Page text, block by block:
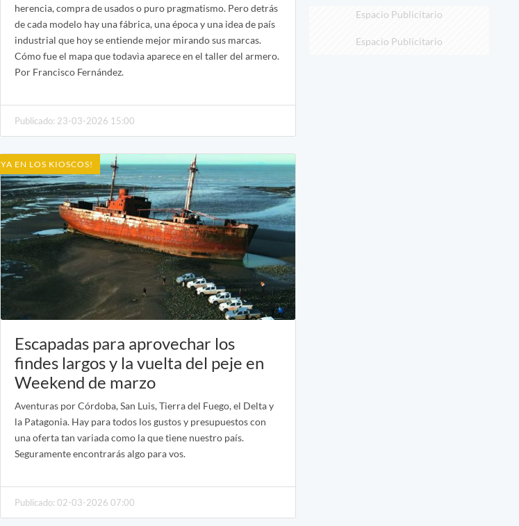
herencia, compra de usados o puro pragmatismo. Pero detrás
de cada modelo hay una fábrica, una época y una idea de país
industrial que hoy se entiende mejor mirando sus marcas.
Cómo fue el mapa que todavìa aparece en el taller del armero.
Por Francisco Fernández.
Publicado: 23-03-2026 15:00
YA EN LOS KIOSCOS!
Escapadas para aprovechar los
findes largos y la vuelta del peje en
Weekend de marzo
Aventuras por Córdoba, San Luis, Tierra del Fuego, el Delta y
la Patagonia. Hay para todos los gustos y presupuestos con
una oferta tan variada como la que tiene nuestro país.
Seguramente encontrarás algo para vos.
Publicado: 02-03-2026 07:00
Espacio Publicitario
Espacio Publicitario